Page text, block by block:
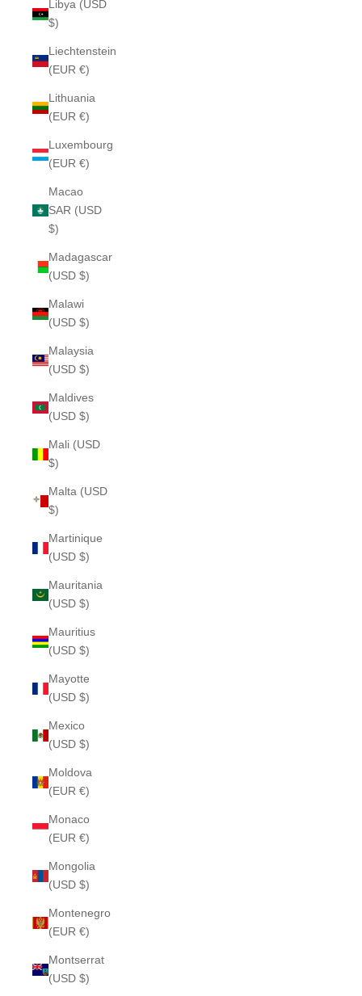
Libya (USD
$)
Liechtenstein
(EUR €)
Lithuania
(EUR €)
Luxembourg
(EUR €)
Macao
SAR (USD
$)
Madagascar
(USD $)
Malawi
(USD $)
Malaysia
(USD $)
Maldives
(USD $)
Mali (USD
$)
Malta (USD
$)
Martinique
(USD $)
Mauritania
(USD $)
Mauritius
(USD $)
Mayotte
(USD $)
Mexico
(USD $)
Moldova
(EUR €)
Monaco
(EUR €)
Mongolia
(USD $)
Montenegro
(EUR €)
Montserrat
(USD $)